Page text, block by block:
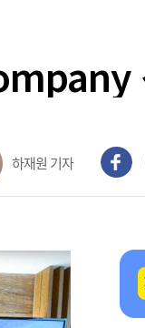
하재원 기자